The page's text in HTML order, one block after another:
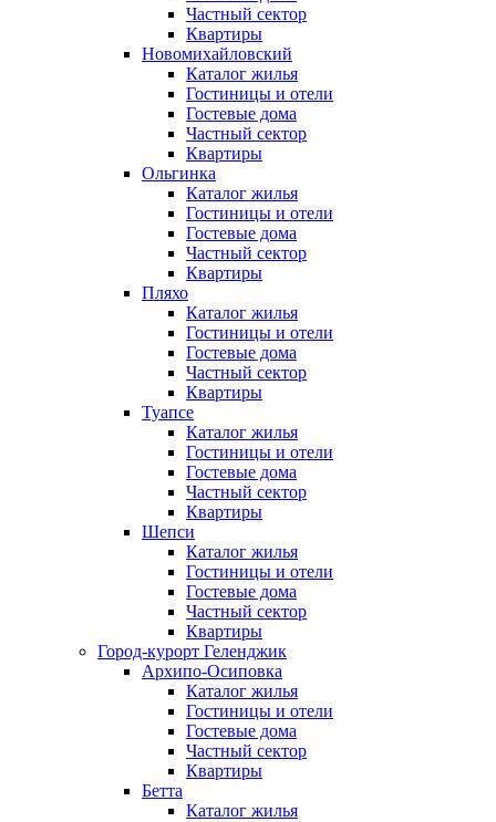
Частный сектор
Квартиры
Новомихайловский
Каталог жилья
Гостиницы и отели
Гостевые дома
Частный сектор
Квартиры
Ольгинка
Каталог жилья
Гостиницы и отели
Гостевые дома
Частный сектор
Квартиры
Пляхо
Каталог жилья
Гостиницы и отели
Гостевые дома
Частный сектор
Квартиры
Туапсе
Каталог жилья
Гостиницы и отели
Гостевые дома
Частный сектор
Квартиры
Шепси
Каталог жилья
Гостиницы и отели
Гостевые дома
Частный сектор
Квартиры
Город-курорт Геленджик
Архипо-Осиповка
Каталог жилья
Гостиницы и отели
Гостевые дома
Частный сектор
Квартиры
Бетта
Каталог жилья